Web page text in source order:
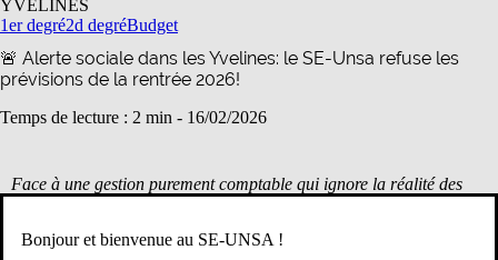
YVELINES
1er degré2d degréBudget
🚨 Alerte sociale dans les Yvelines: le SE-Unsa refuse les
prévisions de la rentrée 2026!
Temps de lecture : 2 min - 16/02/2026
Face à une gestion purement comptable qui ignore la réalité des
personnels.
Bonjour et bienvenue au SE-UNSA !